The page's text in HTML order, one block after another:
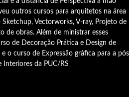
outros cursos para arquitetos na área
Vectorworks, V-ray, Projeto de
de obras. Além de ministrar esses
de Decoração Prática e Design de
e o curso de Expressão gráfica para a pós
Interiores da PUC/RS